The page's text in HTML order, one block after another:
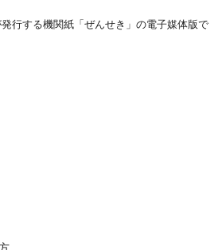
行する機関紙「ぜんせき」の電子媒体版で